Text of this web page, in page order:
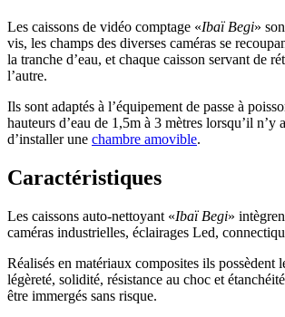
Les caissons de vidéo comptage «Ibaï Begi»
vis, les champs des diverses caméras se
la tranche d’eau, et chaque caisson servant de
l’autre.
Ils sont adaptés à l’équipement de passe à
hauteurs d’eau de 1,5m à 3 mètres lorsqu’il n’y
d’installer une chambre amovible.
Caractéristiques
Les caissons auto-nettoyant «Ibaï Begi»
caméras industrielles, éclairages Led,
Réalisés en matériaux composites ils possèdent
légèreté, solidité, résistance au choc et
être immergés sans risque.